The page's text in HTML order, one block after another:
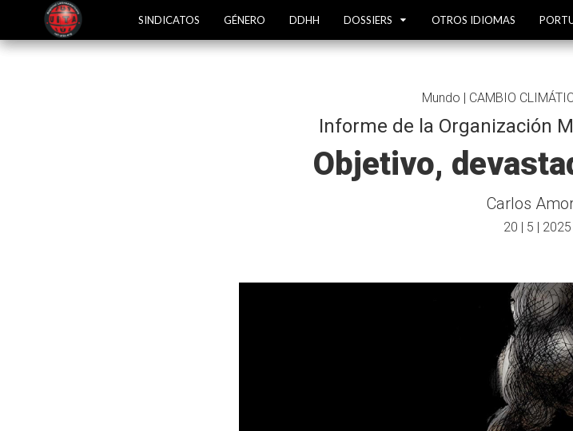
SINDICATOS GÉNERO DDHH DOSSIERS OTROS IDIOMAS
Mundo | CAMBIO
Informe de la Organización
Objetivo,
Carlos
20 | 5 | 2025